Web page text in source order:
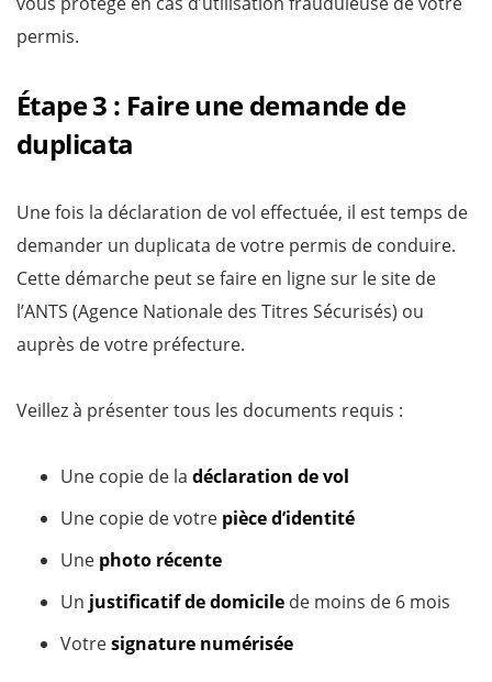
permis.
Étape 3 : Faire une demande de
duplicata
Une fois la déclaration de vol effectuée, il est temps de
demander un duplicata de votre permis de conduire.
Cette démarche peut se faire en ligne sur le site de
l’ANTS (Agence Nationale des Titres Sécurisés) ou
auprès de votre préfecture.
Veillez à présenter tous les documents requis :
Une copie de la déclaration de vol
Une copie de votre pièce d’identité
Une photo récente
Un justificatif de domicile de moins de 6 mois
Votresignature numérisée